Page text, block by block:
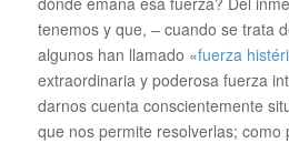
tenemos y que, – cuando se trata
algunos han llamado «fuerza
extraordinaria y poderosa fuerza
darnos cuenta conscientemente
que nos permite resolverlas; como